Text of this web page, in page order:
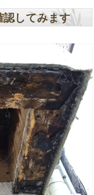
認してみます